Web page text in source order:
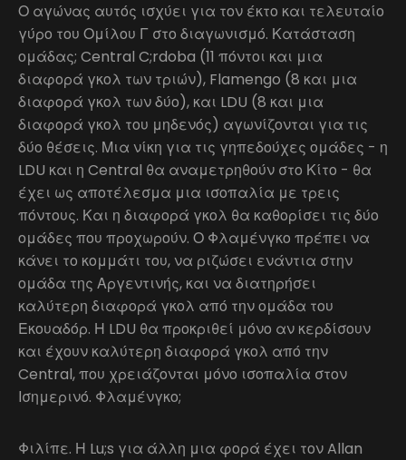
Ο αγώνας αυτός ισχύει για τον έκτο και τελευταίο
γύρο του Ομίλου Γ στο διαγωνισμό. Κατάσταση
ομάδας; Central C;rdoba (11 πόντοι και μια
διαφορά γκολ των τριών), Flamengo (8 και μια
διαφορά γκολ των δύο), και LDU (8 και μια
διαφορά γκολ του μηδενός) αγωνίζονται για τις
δύο θέσεις. Μια νίκη για τις γηπεδούχες ομάδες - η
LDU και η Central θα αναμετρηθούν στο Κίτο - θα
έχει ως αποτέλεσμα μια ισοπαλία με τρεις
πόντους. Και η διαφορά γκολ θα καθορίσει τις δύο
ομάδες που προχωρούν. Ο Φλαμένγκο πρέπει να
κάνει το κομμάτι του, να ριζώσει ενάντια στην
ομάδα της Αργεντινής, και να διατηρήσει
καλύτερη διαφορά γκολ από την ομάδα του
Εκουαδόρ. Η LDU θα προκριθεί μόνο αν κερδίσουν
και έχουν καλύτερη διαφορά γκολ από την
Central, που χρειάζονται μόνο ισοπαλία στον
Ισημερινό. Φλαμένγκο;
Φιλίπε. Η Lu;s για άλλη μια φορά έχει τον Allan